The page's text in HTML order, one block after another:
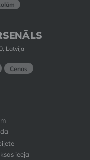
Latvija
Cenas
ieeja